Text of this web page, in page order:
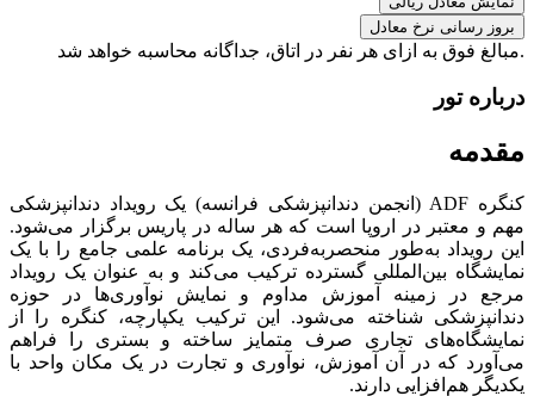
نرخ معادل
به ازای هر نفر در اتاق، جداگانه محاسبه خواهد شد
تور
کنگره ADF (انجمن دندانپزشکی فرانسه) یک رویداد دندانپزشکی
در اروپا است که هر ساله در پاریس برگزار می‌شود.
به‌طور منحصربه‌فردی، یک برنامه علمی جامع را با یک
بین‌المللی گسترده ترکیب می‌کند و به عنوان یک رویداد
زمینه آموزش مداوم و نمایش نوآوری‌ها در حوزه
شناخته می‌شود. این ترکیب یکپارچه، کنگره را از
تجاری صرف متمایز ساخته و بستری را فراهم
که در آن آموزش، نوآوری و تجارت در یک مکان واحد با
دارند.